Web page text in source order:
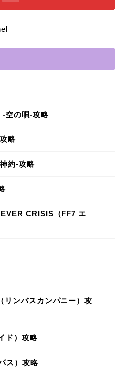
-空の唄-攻略
略
約-攻略
CRISIS（FF7 エ
ンバスカンパニー）攻
ド）攻略
ス）攻略